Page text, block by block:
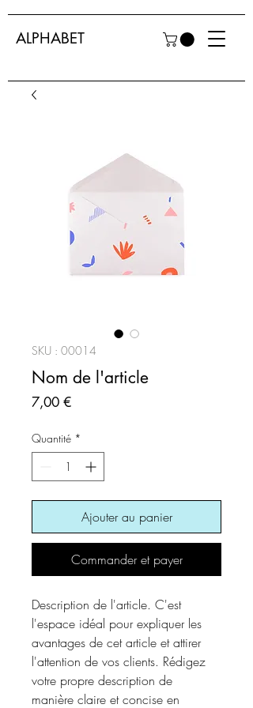
ALPHABET
SKU : 00014
Nom de l'article
7,00 €Prix
Quantité *
Ajouter au panier
Commander et payer
Description de l'article. C'est
l'espace idéal pour expliquer les
avantages de cet article et attirer
l'attention de vos clients. Rédigez
votre propre description de
manière claire et concise en